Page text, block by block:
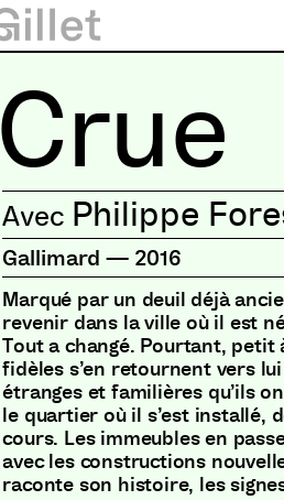
Crue
Philippe
Gallimard — 2016
Marqué par un deuil déjà
revenir dans la ville où il est
Tout a changé. Pourtant,
fidèles s’en retournent vers
étranges et familières qu’ils
le quartier où il s’est installé,
cours. Les immeubles en
avec les constructions
raconte son histoire, les